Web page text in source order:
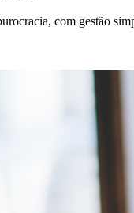
com gestão